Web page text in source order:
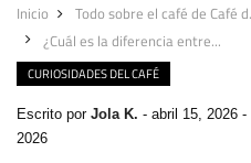
Inicio Todo sobre el café de Café
¿Cuál es la diferencia entre...
CURIOSIDADES DEL CAFÉ
Escrito por Jola K. - abril 15, 2026 -
2026